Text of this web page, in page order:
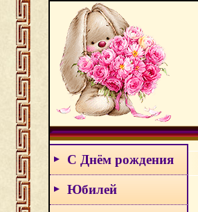
С Днём рождения
Юбилей